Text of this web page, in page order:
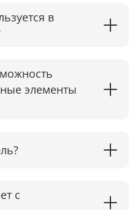
в
элементы
с